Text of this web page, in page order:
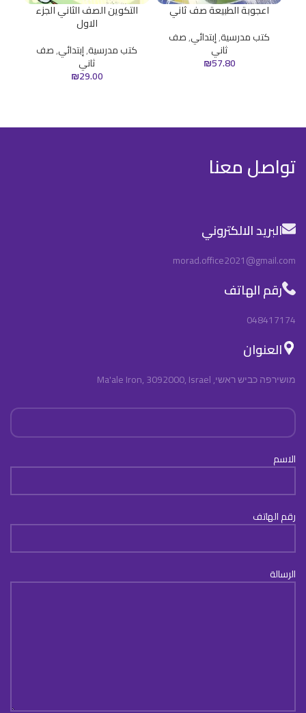
اعجوبة الطبيعة صف ثاني
كتب مدرسية,إبتدائي,صف
ثاني
₪57.80
التكوين الصف الثاني الجزء
الاول
كتب مدرسية,إبتدائي,صف
ثاني
₪29.00
تواصل معنا
البريد الالكتروني
morad.office2021@gmail.com
رقم الهاتف
048417174
العنوان
מושירפה כביש ראשי, Ma'ale Iron, 3092000, Israel
الاسم
رقم الهاتف
الرسالة